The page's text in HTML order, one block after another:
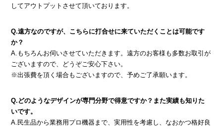
してアウトプットさせて頂いております。
Q.遠方なのですが、こちらに打合せに来ていただくことは可能です
か？
A.もちろんお伺いさせていただきます。遠方のお客様も多数お取引が
ございますので、どうぞご安心下さい。
※出張費を頂く場合もございますので、予めご了承願います。
Q.どのようなデザインが専門分野で得意ですか？また実績も知りた
いです。
A.民生品から業務用プロ機器まで、実用性を考慮し、なおかつ格好良